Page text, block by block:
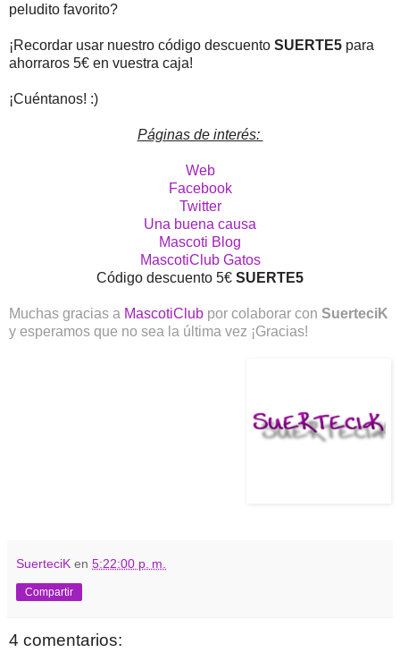
peludito favorito?
¡Recordar usar nuestro código descuento SUERTE5 para
ahorraros 5€ en vuestra caja!
¡Cuéntanos! :)
Páginas de interés:
Web
Facebook
Twitter
Una buena causa
Mascoti Blog
MascotiClub Gatos
Código descuento 5€ SUERTE5
Muchas gracias a MascotiClub por colaborar con SuerteciK
y esperamos que no sea la última vez ¡Gracias!
SuerteciK en 5:22:00 p. m.
Compartir
4 comentarios: